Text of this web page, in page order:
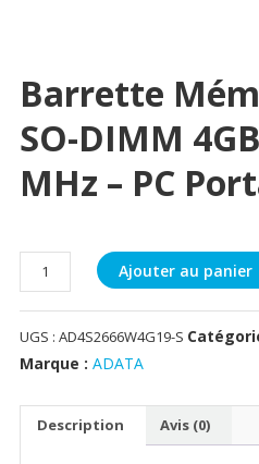
Barrette
SO-DIMM
MHz – PC
quantité
de
Barrette
mémoire
ADATA
DIMM
Ajouter au panier
UGS : AD4S2666W4G19-S
Marque : ADATA
Description Avis (0)